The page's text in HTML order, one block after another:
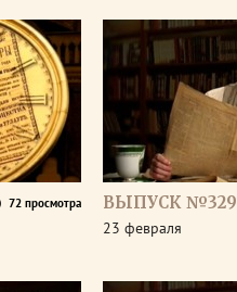
72 просмотра ВЫПУСК №329
23 февраля